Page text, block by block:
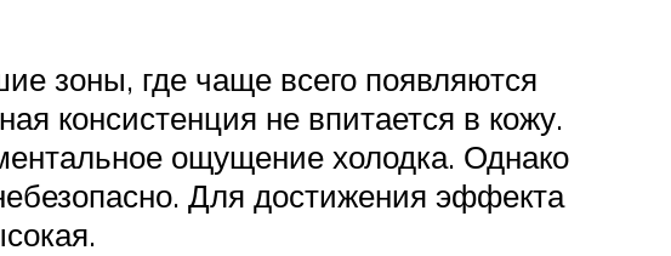
зоны, где чаще всего появляются
консистенция не впитается в кожу.
ощущение холодка. Однако
Для достижения эффекта